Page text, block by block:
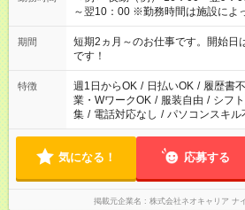
～翌10：00 ※勤務時間は施設によって異な
みたい」 「しっかり稼ぎたい」 「
い」など ご希望にあったお仕事をご案内
の方の場合は1～2ヶ月間は日中で
仕事に慣れてからの夜勤になります。 ★家庭の都合でお
必要な場合も遠慮なくご相談くださ
期間
短期2ヵ月～のお仕事です。開始
です！
特徴 週1日からOK / 日払いOK / 履歴書
業・WワークOK / 服装自由 / シフ
集 / 電話対応なし / パソコンスキル
気になる！ 応募する
掲載元企業名 株式会社ネオキャリア ナ